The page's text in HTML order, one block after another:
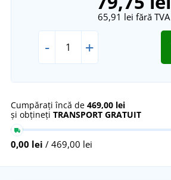
65,91 lei fără TVA
- +
Cumpărați încă de 469,00 lei
și obțineți TRANSPORT GRATUIT
0,00 lei / 469,00 lei